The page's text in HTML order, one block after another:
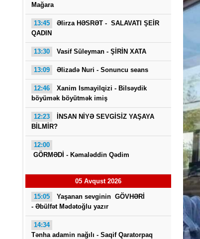
Mağara
13:45
Əlirza HƏSRƏT - SALAVATI ŞEİR
QADIN
13:30 Vasif Süleyman - ŞİRİN XATA
13:09 Əlizadə Nuri - Sonuncu seans
12:46 Xanim Ismayilqizi - Bilsəydik
böyümək böyütmək imiş
12:23
İNSAN NİYƏ SEVGİSİZ YAŞAYA
BİLMİR?
12:00
GÖRMƏDİ - Kəmaləddin Qədim
05 Avqust 2026
15:05
Yaşanan sevginin GÖVHƏRİ
- Əbülfət Mədətoğlu yazır
14:34
Tənha adamin nağılı - Saqif Qaratorpaq